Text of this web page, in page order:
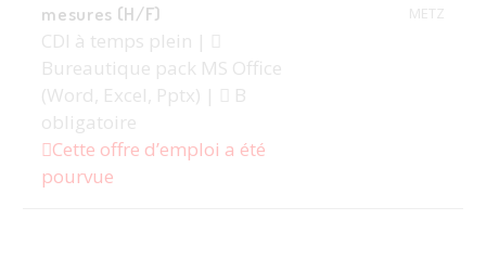
mesures (H/F)
CDI à temps plein |
Bureautique pack MS Office
(Word, Excel, Pptx) |
B
obligatoire
Cette offre d’emploi a été
pourvue
METZ